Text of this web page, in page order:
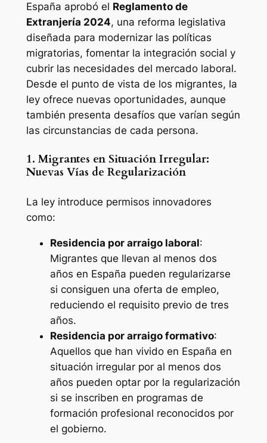
España aprobó el Reglamento de
Extranjería 2024, una reforma legislativa
diseñada para modernizar las políticas
migratorias, fomentar la integración social y
cubrir las necesidades del mercado laboral.
Desde el punto de vista de los migrantes, la
ley ofrece nuevas oportunidades, aunque
también presenta desafíos que varían según
las circunstancias de cada persona.
1. Migrantes en Situación Irregular:
Nuevas Vías de Regularización
La ley introduce permisos innovadores
como:
Residencia por arraigo laboral:
Migrantes que llevan al menos dos
años en España pueden regularizarse
si consiguen una oferta de empleo,
reduciendo el requisito previo de tres
años.
Residencia por arraigo formativo:
Aquellos que han vivido en España en
situación irregular por al menos dos
años pueden optar por la regularización
si se inscriben en programas de
formación profesional reconocidos por
el gobierno.